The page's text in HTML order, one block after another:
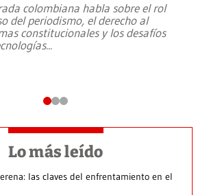
colombiana habla sobre el rol
del periodismo, el derecho al
constitucionales y los desafíos
...
Lo más leído
las claves del enfrentamiento en el